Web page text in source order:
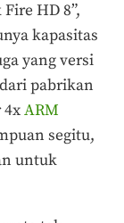
HD 8”,
kapasitas
yang versi
dari pabrikan
4xARM
segitu,
untuk